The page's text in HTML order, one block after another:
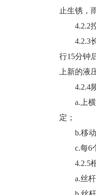
止生锈，
4.2.2
4.2.3
行15分钟
上新的液
4.2.4
a. 上
定；
b.移
c.每6
4.2.5
a.丝